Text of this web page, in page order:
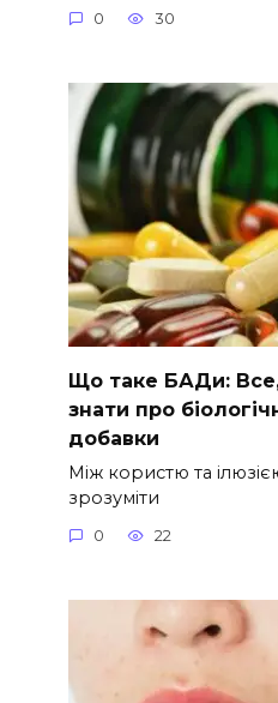
0 30
Що таке БАДи:
знати про
добавки
Між користю та
зрозуміти
0 22